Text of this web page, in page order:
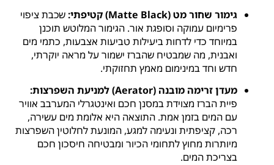
גימור שחור מט (Matte Black) קטיפתי:
שכבת ציפוי
פרימיום עמוקה וסופגת אור. הגימור המלוטש תוכנן
במיוחד כדי לדחות ביעילות טביעות אצבעות, כתמי מים
ואבנית, מה שמבטיח שהברז ישמור על מראה יוקרתי,
חדש וחד במינימום מאמץ תחזוקתי.
מעדן זרימה מובנה (Aerator) למניעת השפרצות:
פיית הברז מצוידת במסנן חכם ואינטגרלי המערבב אוויר
עם המים בזמן אמת. התוצאה היא אלומת מים עשירה,
רכה, קציפתית ונעימה למגע, המונעת לחלוטין השפרצות
מיותרות מחוץ לתחומי הכיור ומבטיחה חיסכון חכם
בצריכת המים.